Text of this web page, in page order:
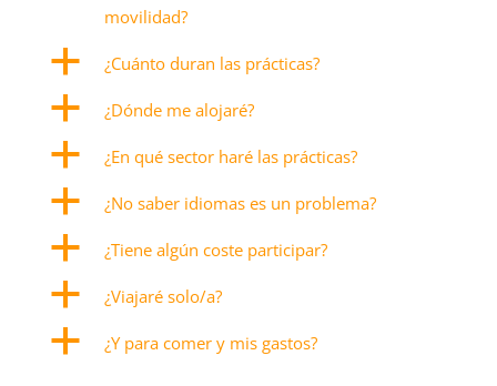
movilidad?
a ¿Cuánto duran las prácticas?
a ¿Dónde me alojaré?
a ¿En qué sector haré las prácticas?
a ¿No saber idiomas es un problema?
a ¿Tiene algún coste participar?
a ¿Viajaré solo/a?
a ¿Y para comer y mis gastos?